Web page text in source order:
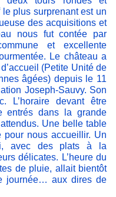
plus surprenant est un
des acquisitions et
nous fut contée par
et excellente
Le château a
(Petite Unité de
âgées) depuis le 11
Joseph-Sauvy. Son
L’horaire devant être
entrés dans la grande
Une belle table
nous accueillir. Un
avec des plats à la
délicates. L’heure du
de pluie, allait bientôt
journée… aux dires de